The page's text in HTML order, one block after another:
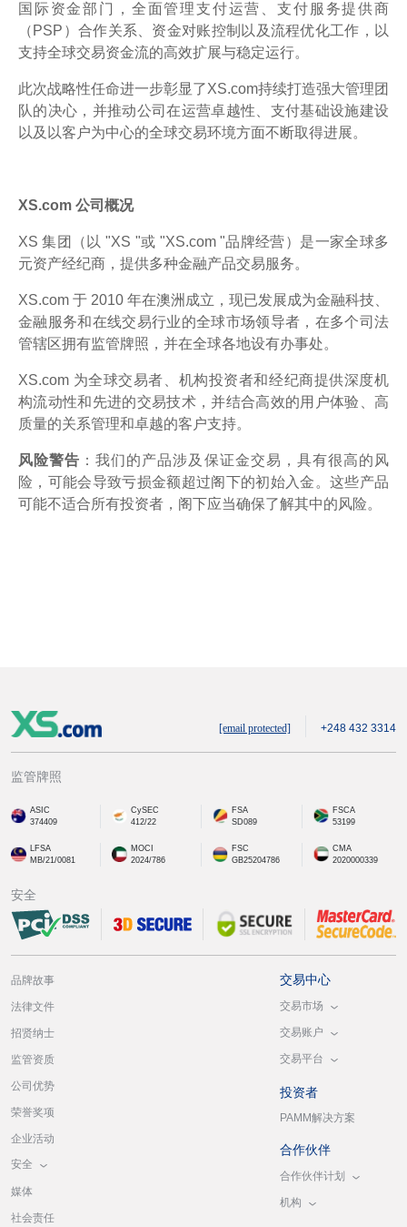
国际资金部门，全面管理支付运营、支付服务提供商
（PSP）合作关系、资金对账控制以及流程优化工作，以
支持全球交易资金流的高效扩展与稳定运行。
此次战略性任命进一步彰显了XS.com持续打造强大管理团
队的决心，并推动公司在运营卓越性、支付基础设施建设
以及以客户为中心的全球交易环境方面不断取得进展。
XS.com 公司概况
XS 集团（以 "XS "或 "XS.com "品牌经营）是一家全球多
元资产经纪商，提供多种金融产品交易服务。
XS.com 于 2010 年在澳洲成立，现已发展成为金融科技、
金融服务和在线交易行业的全球市场领导者，在多个司法
管辖区拥有监管牌照，并在全球各地设有办事处。
XS.com 为全球交易者、机构投资者和经纪商提供深度机
构流动性和先进的交易技术，并结合高效的用户体验、高
质量的关系管理和卓越的客户支持。
风险警告 ：我们的产品涉及保证金交易，具有很高的风
险，可能会导致亏损金额超过阁下的初始入金。这些产品
可能不适合所有投资者，阁下应当确保了解其中的风险。
[email protected] +248 432 3314
监管牌照
ASIC
374409
CySEC
412/22
FSA
SD089
FSCA
53199
LFSA
MB/21/0081
MOCI
2024/786
FSC
GB25204786
CMA
2020000339
安全
品牌故事
法律文件
招贤纳士
监管资质
公司优势
荣誉奖项
企业活动
安全
媒体
社会责任
交易中心
交易市场
交易账户
交易平台
投资者
PAMM解决方案
合作伙伴
合作伙伴计划
机构